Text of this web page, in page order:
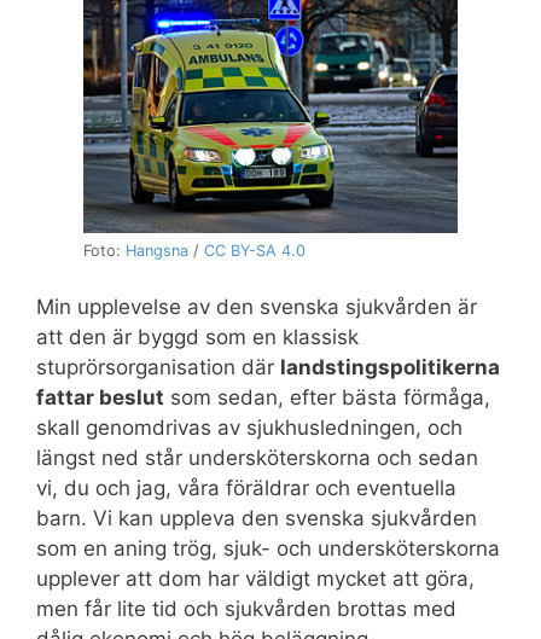
Foto: Hangsna / CC BY-SA 4.0
Min upplevelse av den svenska sjukvården är
att den är byggd som en klassisk
stuprörsorganisation där landstingspolitikerna
fattar beslut som sedan, efter bästa förmåga,
skall genomdrivas av sjukhusledningen, och
längst ned står undersköterskorna och sedan
vi, du och jag, våra föräldrar och eventuella
barn. Vi kan uppleva den svenska sjukvården
som en aning trög, sjuk- och undersköterskorna
upplever att dom har väldigt mycket att göra,
men får lite tid och sjukvården brottas med